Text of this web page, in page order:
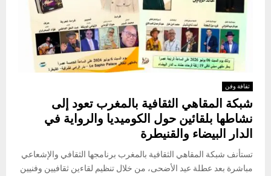
ثقافة وفن
شبكة المقاهي الثقافية بالمغرب تعود إلى
نشاطها بلقائين حول الكوميديا والرواية في
الدار البيضاء والقنيطرة
تستأنف شبكة المقاهي الثقافية بالمغرب برنامجها الثقافي والإشعاعي
مباشرة بعد عطلة عيد الأضحى، من خلال تنظيم لقاءين ثقافيين وفنيين